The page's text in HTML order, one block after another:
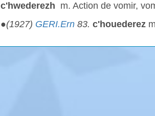
c'hwederezh m. Action de vomir,
●(1927) GERI.Ern 83. c'houederez